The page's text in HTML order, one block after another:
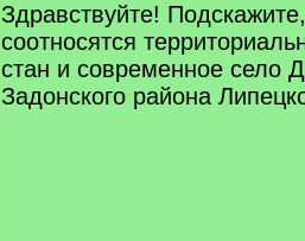
Здравствуйте!
соотносятся
стан и современное село
Задонского района